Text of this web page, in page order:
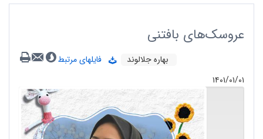
عروسک‌های بافتنی
بهاره جلالوند
فایلهای مرتبط
۱۴۰۱/۰۱/۰۱